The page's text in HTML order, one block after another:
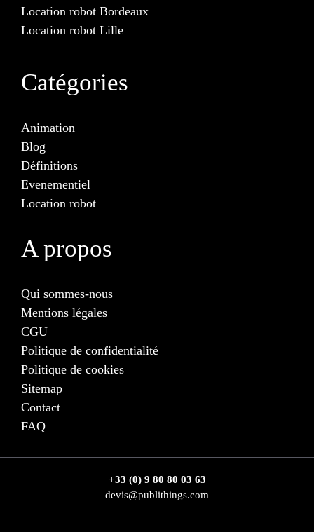
Location robot Bordeaux
Location robot Lille
Catégories
Animation
Blog
Définitions
Evenementiel
Location robot
A propos
Qui sommes-nous
Mentions légales
CGU
Politique de confidentialité
Politique de cookies
Sitemap
Contact
FAQ
+33 (0) 9 80 80 03 63
devis@publithings.com